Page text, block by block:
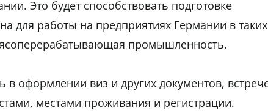
Это будет способствовать подготовке
для работы на предприятиях Германии в таких
промышленность.
оформлении виз и других документов,
местами проживания и регистрации.